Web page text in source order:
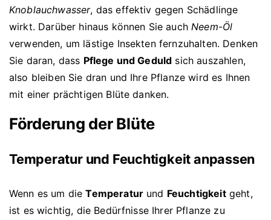
Knoblauchwasser, das effektiv gegen Schädlinge
wirkt. Darüber hinaus können Sie auchNeem-Öl
verwenden, um lästige Insekten fernzuhalten. Denken
Sie daran, dass Pflege und Geduld sich auszahlen,
also bleiben Sie dran und Ihre Pflanze wird es Ihnen
mit einer prächtigen Blüte danken.
Förderung der Blüte
Temperatur und Feuchtigkeit anpassen
Wenn es um dieTemperatur und Feuchtigkeitgeht,
ist es wichtig, die Bedürfnisse Ihrer Pflanze zu